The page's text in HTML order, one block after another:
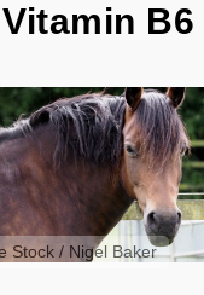
Vitamin B6
Stock / Nigel Baker